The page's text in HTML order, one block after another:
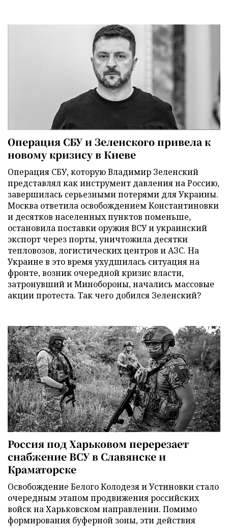
Операция СБУ и Зеленского привела к
новому кризису в Киеве
Операция СБУ, которую Владимир Зеленский
представлял как инструмент давления на Россию,
завершилась серьезными потерями для Украины.
Москва ответила освобождением Константиновки
и десятков населенных пунктов поменьше,
остановила поставки оружия ВСУ и украинский
экспорт через порты, уничтожила десятки
тепловозов, логистических центров и АЗС. На
Украине в это время ухудшилась ситуация на
фронте, возник очередной кризис власти,
затронувший и Минобороны, начались массовые
акции протеста. Так чего добился Зеленский?
Россия под Харьковом перерезает
снабжение ВСУ в Славянске и
Краматорске
Освобождение Белого Колодезя и Устиновки стало
очередным этапом продвижения российских
войск на Харьковском направлении. Помимо
формирования буферной зоны, эти действия